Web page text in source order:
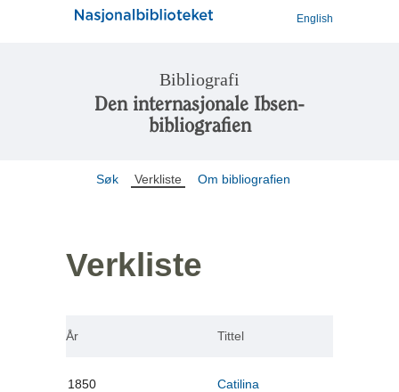
English
Bibliografi
Den internasjonale Ibsen-
bibliografien
Søk Verkliste Om bibliografien
Verkliste
År Tittel
1850 Catilina